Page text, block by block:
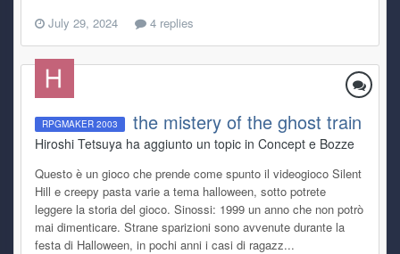
July 29, 2024
4 replies
RPGMAKER 2003 the mistery of the ghost train
Hiroshi Tetsuya ha aggiunto un topic in Concept e Bozze
Questo è un gioco che prende come spunto il videogioco Silent
Hill e creepy pasta varie a tema halloween, sotto potrete
leggere la storia del gioco. Sinossi: 1999 un anno che non potrò
mai dimenticare. Strane sparizioni sono avvenute durante la
festa di Halloween, in pochi anni i casi di ragazz...